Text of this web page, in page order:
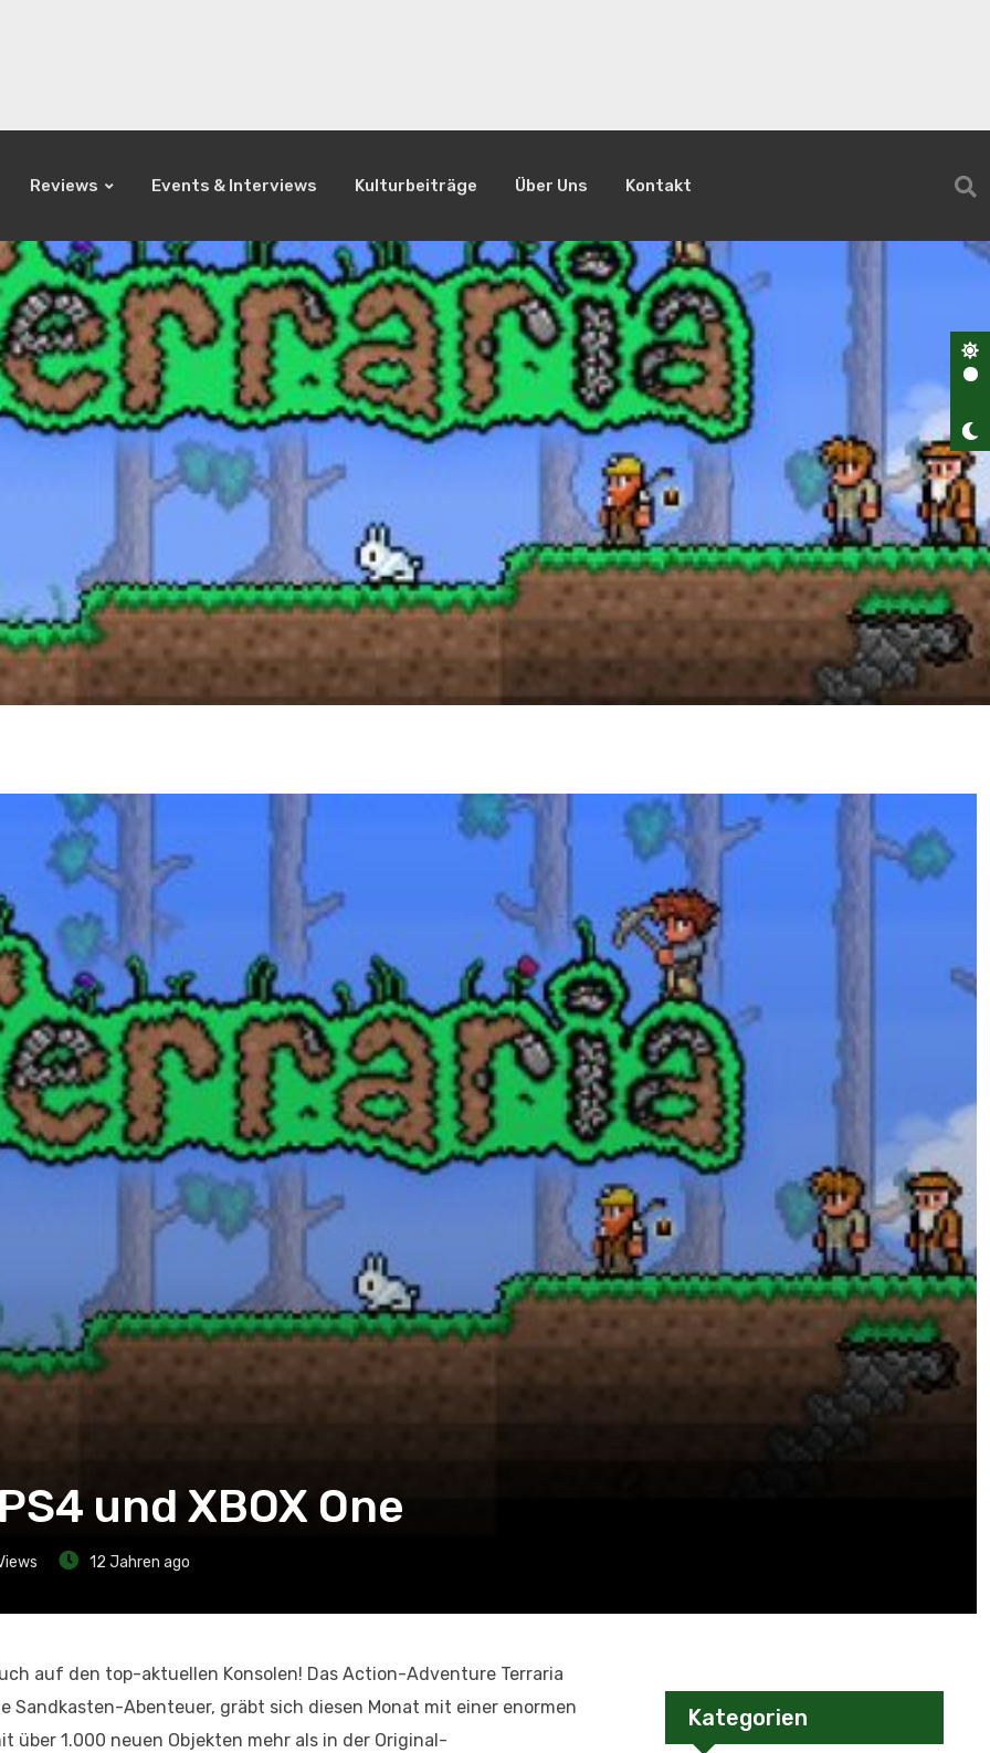
Reviews Events & Interviews Kulturbeiträge Über Uns Kontakt
und XBOX One
12 Jahren ago
auf den top-aktuellen Konsolen! Das Action-Adventure Terraria
Sandkasten-Abenteuer, gräbt sich diesen Monat mit einer enormen
über 1.000 neuen Objekten mehr als in der Original-
Kategorien